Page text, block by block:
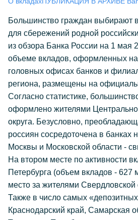
Большинство граждан выбирают
для сбережений родной
из обзора Банка России на 1 мая
объеме вкладов, оформленных
головных офисах банков и
региона, размещены на
Согласно статистике,
оформлено жителями
округа. Безусловно,
россиян сосредоточена в банках
Москвы и Московской области -
На втором месте по активности
Петербурга (объем вкладов - 627
место за жителями Свердловской
Также в число самых
Краснодарский край, Самарская